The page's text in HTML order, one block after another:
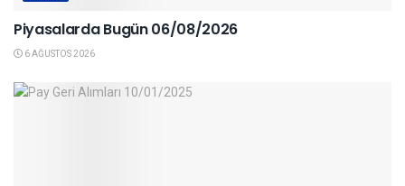
Piyasalarda Bugün 06/08/2026
6 AĞUSTOS 2026